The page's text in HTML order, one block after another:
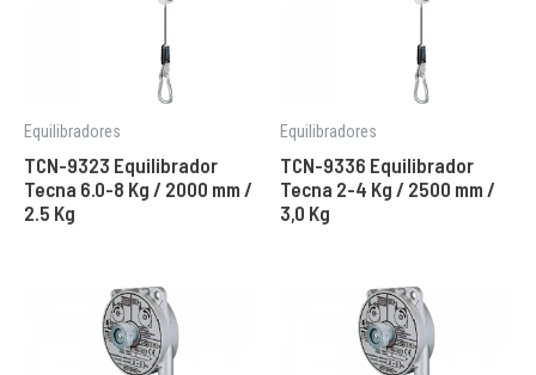
Equilibradores
TCN-9323 Equilibrador
Tecna 6.0-8 Kg / 2000 mm /
2.5 Kg
Equilibradores
TCN-9336 Equilibrador
Tecna 2-4 Kg / 2500 mm /
3,0 Kg